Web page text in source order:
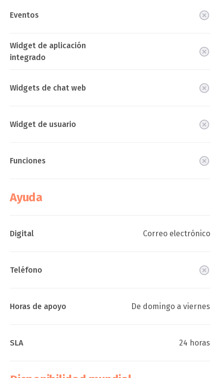
Eventos
Widget de aplicación
integrado
Widgets de chat web
Widget de usuario
Funciones
Ayuda
Digital Correo electrónico
Teléfono
Horas de apoyo De domingo a viernes
SLA 24 horas